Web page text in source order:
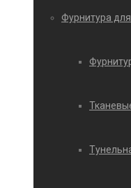
Фурнитура